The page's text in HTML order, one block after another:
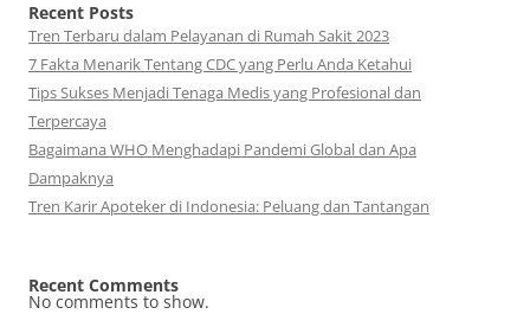
Recent Posts
Tren Terbaru dalam Pelayanan di Rumah Sakit 2023
7 Fakta Menarik Tentang CDC yang Perlu Anda Ketahui
Tips Sukses Menjadi Tenaga Medis yang Profesional dan
Terpercaya
Bagaimana WHO Menghadapi Pandemi Global dan Apa
Dampaknya
Tren Karir Apoteker di Indonesia: Peluang dan Tantangan
Recent Comments
No comments to show.